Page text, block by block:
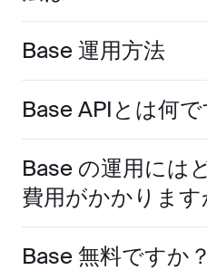
Base 運用方法
Base APIとは何で
Base の運用には
費用がかかります
Base 無料ですか？